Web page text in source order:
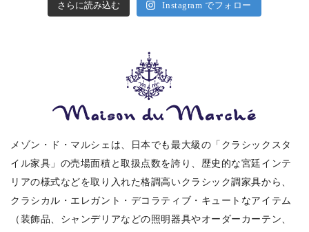
さらに読み込む Instagram でフォロー
メゾン・ド・マルシェは、日本でも最大級の「クラシックスタ
イル家具」の売場面積と取扱点数を誇り、歴史的な宮廷インテ
リアの様式などを取り入れた格調高いクラシック調家具から、
クラシカル・エレガント・デコラティブ・キュートなアイテム
（装飾品、シャンデリアなどの照明器具やオーダーカーテン、